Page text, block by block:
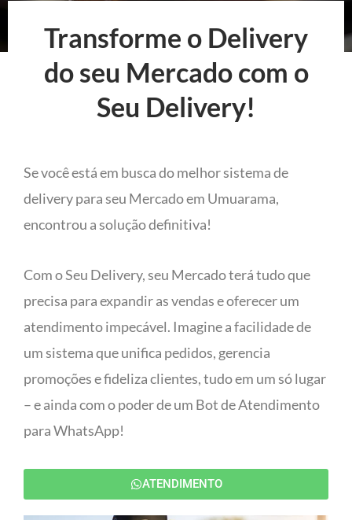
Transforme o Delivery
do seu Mercado com o
Seu Delivery!
Se você está em busca do melhor sistema de
delivery para seu Mercado em Umuarama,
encontrou a solução definitiva!
Com o Seu Delivery, seu Mercado terá tudo que
precisa para expandir as vendas e oferecer um
atendimento impecável. Imagine a facilidade de
um sistema que unifica pedidos, gerencia
promoções e fideliza clientes, tudo em um só lugar
– e ainda com o poder de um Bot de Atendimento
para WhatsApp!
ATENDIMENTO